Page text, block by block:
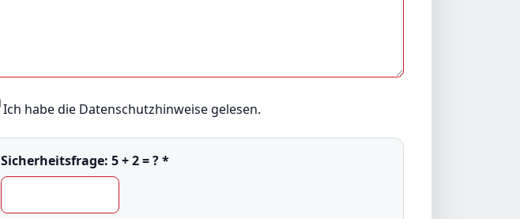
Ich habe die Datenschutzhinweisegelesen.
Sicherheitsfrage: 5 + 2 = ?*